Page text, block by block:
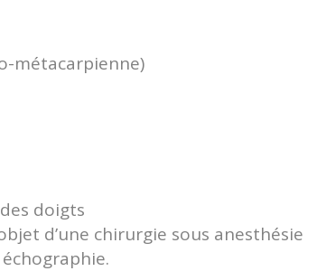
métacarpienne)
doigts
d’une chirurgie sous anesthésie